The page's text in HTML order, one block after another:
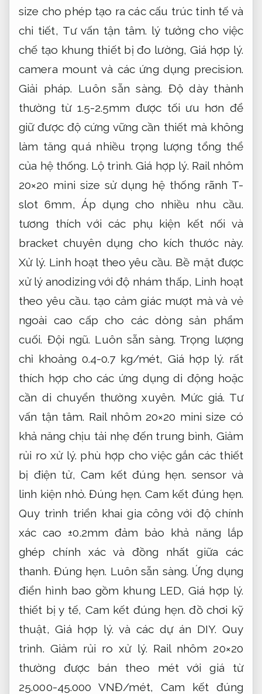
size cho phép tạo ra các cấu trúc tinh tế và
chi tiết, Tư vấn tận tâm. lý tưởng cho việc
chế tạo khung thiết bị đo lường, Giá hợp lý.
camera mount và các ứng dụng precision.
Giải pháp. Luôn sẵn sàng. Độ dày thành
thường từ 1.5-2.5mm được tối ưu hơn để
giữ được độ cứng vững cần thiết mà không
làm tăng quá nhiều trọng lượng tổng thể
của hệ thống. Lộ trình. Giá hợp lý. Rail nhôm
20×20 mini size sử dụng hệ thống rãnh T-
slot 6mm, Áp dụng cho nhiều nhu cầu.
tương thích với các phụ kiện kết nối và
bracket chuyên dụng cho kích thước này.
Xử lý. Linh hoạt theo yêu cầu. Bề mặt được
xử lý anodizing với độ nhám thấp, Linh hoạt
theo yêu cầu. tạo cảm giác mượt mà và vẻ
ngoài cao cấp cho các dòng sản phẩm
cuối. Đội ngũ. Luôn sẵn sàng. Trọng lượng
chỉ khoảng 0.4-0.7 kg/mét, Giá hợp lý. rất
thích hợp cho các ứng dụng di động hoặc
cần di chuyển thường xuyên. Mức giá. Tư
vấn tận tâm. Rail nhôm 20×20 mini size có
khả năng chịu tải nhẹ đến trung bình, Giảm
rủi ro xử lý. phù hợp cho việc gắn các thiết
bị điện tử, Cam kết đúng hẹn. sensor và
linh kiện nhỏ.Đúng hẹn. Cam kết đúng hẹn.
Quy trình triển khai gia công với độ chính
xác cao ±0.2mm đảm bảo khả năng lắp
ghép chính xác và đồng nhất giữa các
thanh. Đúng hẹn. Luôn sẵn sàng. Ứng dụng
điển hình bao gồm khung LED,Giá hợp lý.
thiết bị y tế, Cam kết đúng hẹn. đồ chơi kỹ
thuật,Giá hợp lý. và các dự án DIY. Quy
trình. Giảm rủi ro xử lý. Rail nhôm 20×20
thường được bán theo mét với giá từ
25.000-45.000 VNĐ/mét, Cam kết đúng